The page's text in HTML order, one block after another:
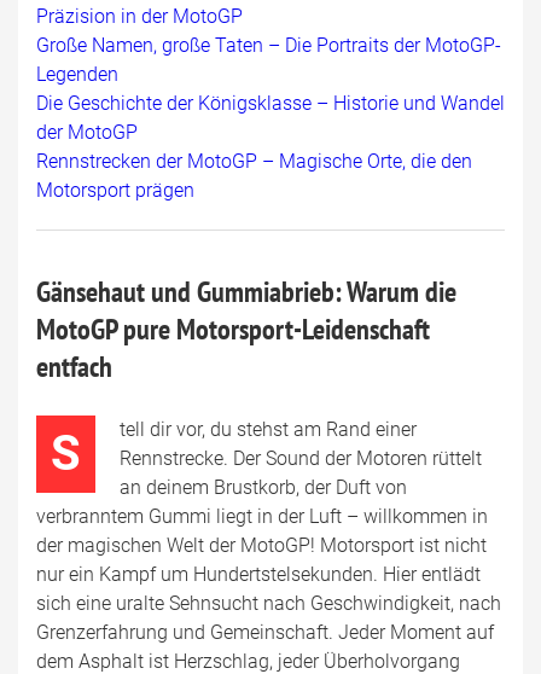
Präzision in der MotoGP
Große Namen, große Taten – Die Portraits der MotoGP-
Legenden
Die Geschichte der Königsklasse – Historie und Wandel
der MotoGP
Rennstrecken der MotoGP – Magische Orte, die den
Motorsport prägen
Gänsehaut und Gummiabrieb: Warum die
MotoGP pure Motorsport-Leidenschaft
entfach
S
tell dir vor, du stehst am Rand einer
Rennstrecke. Der Sound der Motoren rüttelt
an deinem Brustkorb, der Duft von
verbranntem Gummi liegt in der Luft – willkommen in
der magischen Welt der MotoGP! Motorsport ist nicht
nur ein Kampf um Hundertstelsekunden. Hier entlädt
sich eine uralte Sehnsucht nach Geschwindigkeit, nach
Grenzerfahrung und Gemeinschaft. Jeder Moment auf
dem Asphalt ist Herzschlag, jeder Überholvorgang